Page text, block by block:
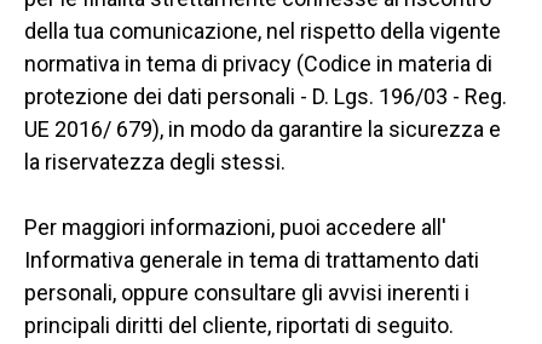
della tua comunicazione, nel rispetto della vigente
normativa in tema di privacy (Codice in materia di
protezione dei dati personali - D. Lgs. 196/03 - Reg.
UE 2016/ 679), in modo da garantire la sicurezza e
la riservatezza degli stessi.
Per maggiori informazioni, puoi accedere all'
Informativa generale in tema di trattamento dati
personali, oppure consultare gli avvisi inerenti i
principali diritti del cliente, riportati di seguito.